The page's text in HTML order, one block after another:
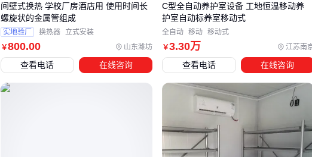
选择带有自润滑石墨层的高温水泵填料密封方绳。而对于需要
频繁启停的
，柔韧的油浸石棉盘根更能适应间
歇性压缩变形。
选型时还需预判维护可行性。 实验室不锈钢轴封
等精密组件
需要定期校准压盖螺栓扭矩，而耐磨多级泵填料
则更关注现
场更换便捷性。若设备需连续运行无法停机，
无轴封计量泵
确定主体结构后，配套件的兼容性检查同样关键。例如
密封高
￥800.00 山东潍坊
间壁式换热 学校厂房酒店用 使用时间长
螺旋状的金属管组成
实地验厂 换热器 立式安装
查看电话 在线咨询
￥3.30万 江苏南
C型全自动养护室设备 工地恒温移动养
护室自动标养室移动式
全自动 移动 移动式
查看电话 在线咨询